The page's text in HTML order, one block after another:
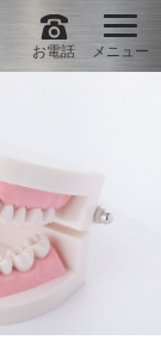
お電話 メニュー